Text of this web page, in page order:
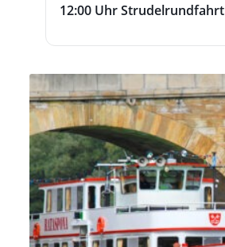
12:00 Uhr Strudelrundfahrt